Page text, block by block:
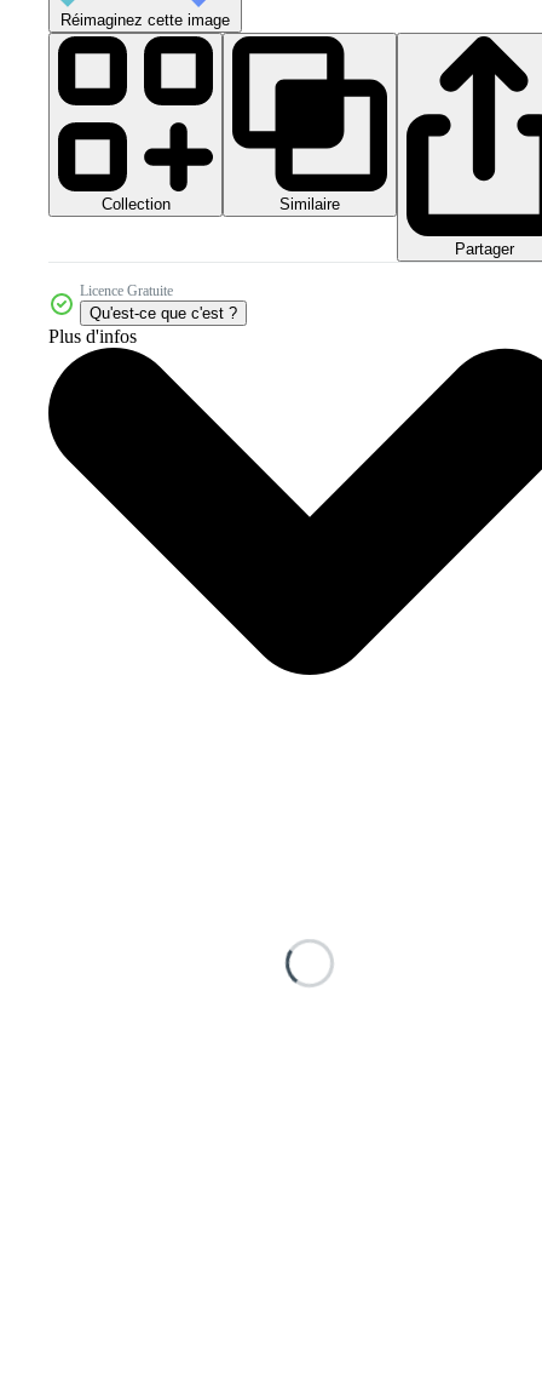
Réimaginez cette image
Collection Similaire
Partager
Licence Gratuite
Qu'est-ce que c'est ?
Plus d'infos